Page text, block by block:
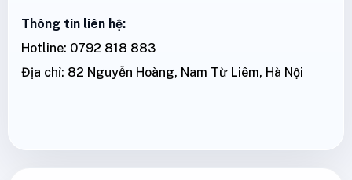
Thông tin liên hệ:
Hotline: 0792 818 883
Địa chỉ: 82 Nguyễn Hoàng, Nam Từ Liêm, Hà Nội